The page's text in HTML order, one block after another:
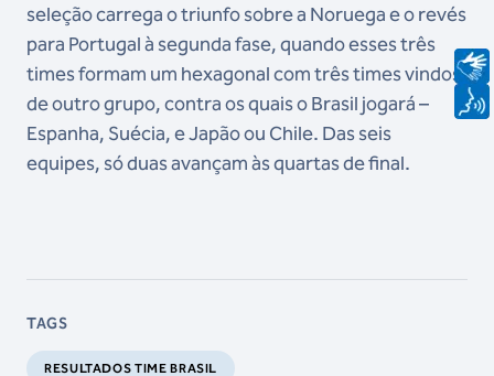
seleção carrega o triunfo sobre a Noruega e o revés
para Portugal à segunda fase, quando esses três
times formam um hexagonal com três times vindos
de outro grupo, contra os quais o Brasil jogará –
Espanha, Suécia, e Japão ou Chile. Das seis
equipes, só duas avançam às quartas de final.
TAGS
RESULTADOS TIME BRASIL